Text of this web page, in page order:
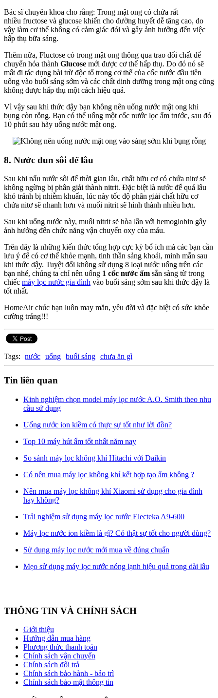
Bác sĩ chuyên khoa cho rằng: Trong mật ong có chứa rất
nhiều fructose và glucose khiến cho đường huyết dễ tăng cao, do
vậy làm cơ thể không có cảm giác đói và gây ảnh hưởng đến việc
hấp thụ bữa sáng.
Thêm nữa, Fluctose có trong mật ong thông qua trao đổi chất để
chuyển hóa thành Glucose mới được cơ thể hấp thụ. Do đó nó sẽ
mất đi tác dụng bài trừ độc tố trong cơ thể của cốc nước đầu tiên
uống vào buổi sáng sớm và các chất dinh dưỡng trong mật ong cũng
không được hấp thụ một cách hiệu quả.
Vì vậy sau khi thức dậy bạn không nên uống nước mật ong khi
bụng còn rỗng. Bạn có thể uống một cốc nước lọc ấm trước, sau đó
10 phút sau hãy uống nước mật ong.
8. Nước đun sôi để lâu
Sau khi nấu nước sôi để thời gian lâu, chất hữu cơ có chứa nitơ sẽ
không ngừng bị phân giải thành nitrit. Đặc biệt là nước để quá lâu
khó tránh bị nhiễm khuẩn, lúc này tốc độ phân giải chất hữu cơ
chứa nitơ sẽ nhanh hơn và muối nitrit sẽ hình thành nhiều hơn.
Sau khi uống nước này, muối nitrit sẽ hòa lẫn với hemoglobin gây
ảnh hưởng đến chức năng vận chuyển oxy của máu.
Trên đây là những kiến thức tổng hợp cực kỳ bổ ích mà các bạn cần
lưu ý để có cơ thể khỏe mạnh, tinh thần sảng khoái, minh mẫn sau
khi thức dậy. Tuyệt đối không sử dụng 8 loại nước uống trên các
bạn nhé, chúng ta chỉ nên uống 1 cốc nước ấm sẵn sàng từ trong
chiếc máy lọc nước gia đình vào buổi sáng sớm sau khi thức dậy là
tốt nhất.
HomeAir chúc bạn luôn may mắn, yêu đời và đặc biệt có sức khỏe
cường tráng!!!
Tags: nước uống buổi sáng chưa ăn gì
Tin liên quan
Kinh nghiệm chọn model máy lọc nước A.O. Smith theo nhu
cầu sử dụng
Uống nước ion kiềm có thực sự tốt như lời đồn?
Top 10 máy hút ẩm tốt nhất năm nay
So sánh máy lọc không khí Hitachi với Daikin
Có nên mua máy lọc không khí kết hợp tạo ẩm không ?
Nên mua máy lọc không khí Xiaomi sử dụng cho gia đình
hay không?
Trải nghiệm sử dụng máy lọc nước Electeka A9-600
Máy lọc nước ion kiềm là gì? Có thật sự tốt cho người dùng?
Sử dụng máy lọc nước mới mua về đúng chuẩn
Mẹo sử dụng máy lọc nước nóng lạnh hiệu quả trong dài lâu
THÔNG TIN VÀ CHÍNH SÁCH
Giới thiệu
Hướng dẫn mua hàng
Phương thức thanh toán
Chính sách vận chuyển
Chính sách đổi trả
Chính sách bảo hành - bảo trì
Chính sách bảo mật thông tin